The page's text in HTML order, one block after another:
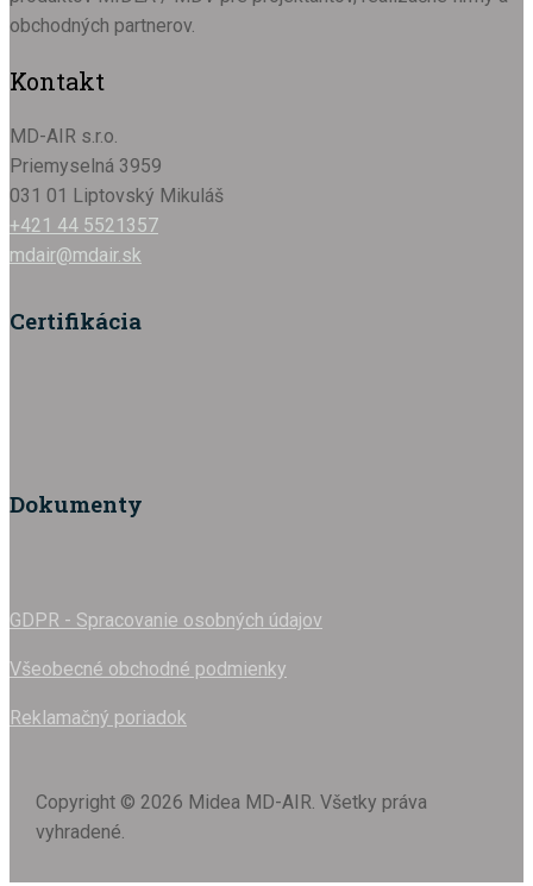
obchodných partnerov.
Kontakt
MD-AIR s.r.o.
Priemyselná 3959
031 01 Liptovský Mikuláš
+421 44 5521357
mdair@mdair.sk
Certifikácia
Dokumenty
GDPR - Spracovanie osobných údajov
Všeobecné obchodné podmienky
Reklamačný poriadok
Copyright © 2026 Midea MD-AIR. Všetky práva
vyhradené.